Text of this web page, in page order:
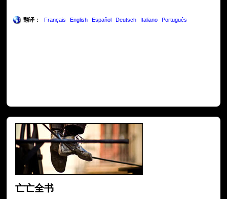
翻译： Français English Español Deutsch Italiano Português
亡亡全书